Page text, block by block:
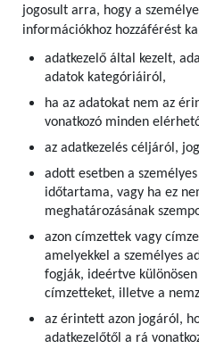
jogosult arra, hogy a
információkhoz hozzáférést
adatkezelő által kezelt,
adatok kategóriáiról,
ha az adatokat nem az
vonatkozó minden
az adatkezelés céljáról,
adott esetben a
időtartama, vagy ha ez
meghatározásának
azon címzettek vagy
amelyekkel a személyes
fogják, ideértve
címzetteket, illetve a
az érintett azon jogáról,
adatkezelőtől a rá